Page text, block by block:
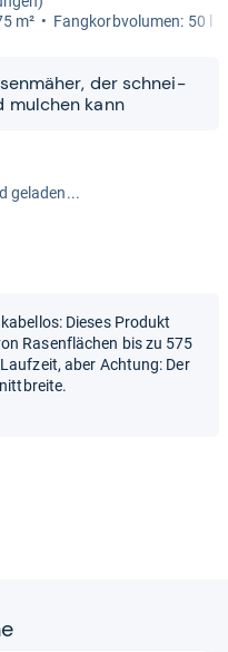
m² Fang­korb­vo­lu­men: 50 l
der schnei­
mul­chen kann
geladen...
Dieses Produkt
Rasenflächen bis zu 575
aber Achtung: Der